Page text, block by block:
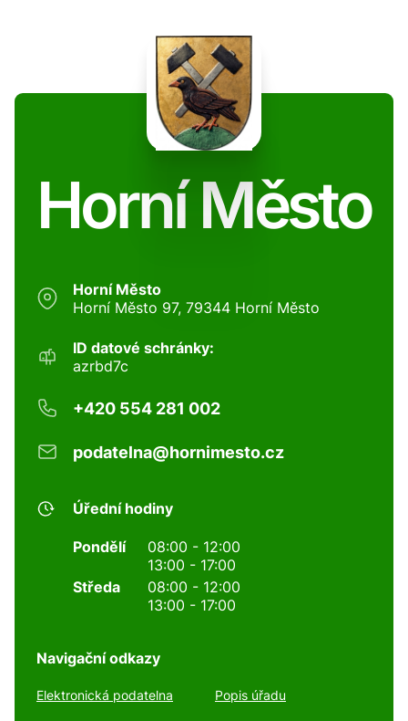
Horní Město
Horní Město
Horní Město 97, 79344 Horní Město
ID datové schránky:
azrbd7c
+420 554 281 002
podatelna@hornimesto.cz
Úřední hodiny
Pondělí
08:00 - 12:00
13:00 - 17:00
Středa
08:00 - 12:00
13:00 - 17:00
Navigační odkazy
Elektronická podatelna Popis úřadu